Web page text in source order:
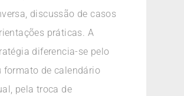
discussão de casos
práticas. A
diferencia-se pelo
formato de calendário
pela troca de